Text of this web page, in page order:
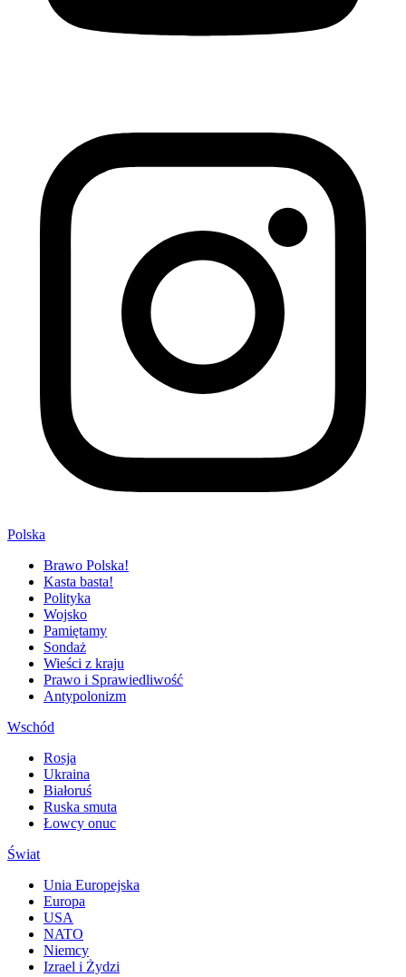
Polska
Brawo Polska!
Kasta basta!
Polityka
Wojsko
Pamiętamy
Sondaż
Wieści z kraju
Prawo i Sprawiedliwość
Antypolonizm
Wschód
Rosja
Ukraina
Białoruś
Ruska smuta
Łowcy onuc
Świat
Unia Europejska
Europa
USA
NATO
Niemcy
Izrael i Żydzi